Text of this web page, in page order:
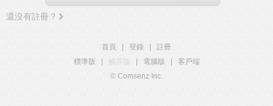
還沒有註冊？
首頁 登錄
註冊
標準版
觸屏版 電腦版
客戶端
© Comsenz Inc.